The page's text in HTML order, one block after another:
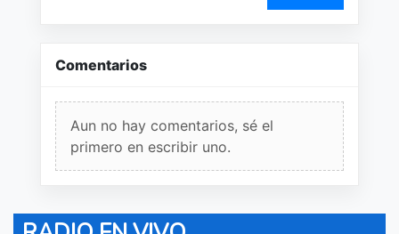
Comentarios
Aun no hay comentarios, sé el
primero en escribir uno.